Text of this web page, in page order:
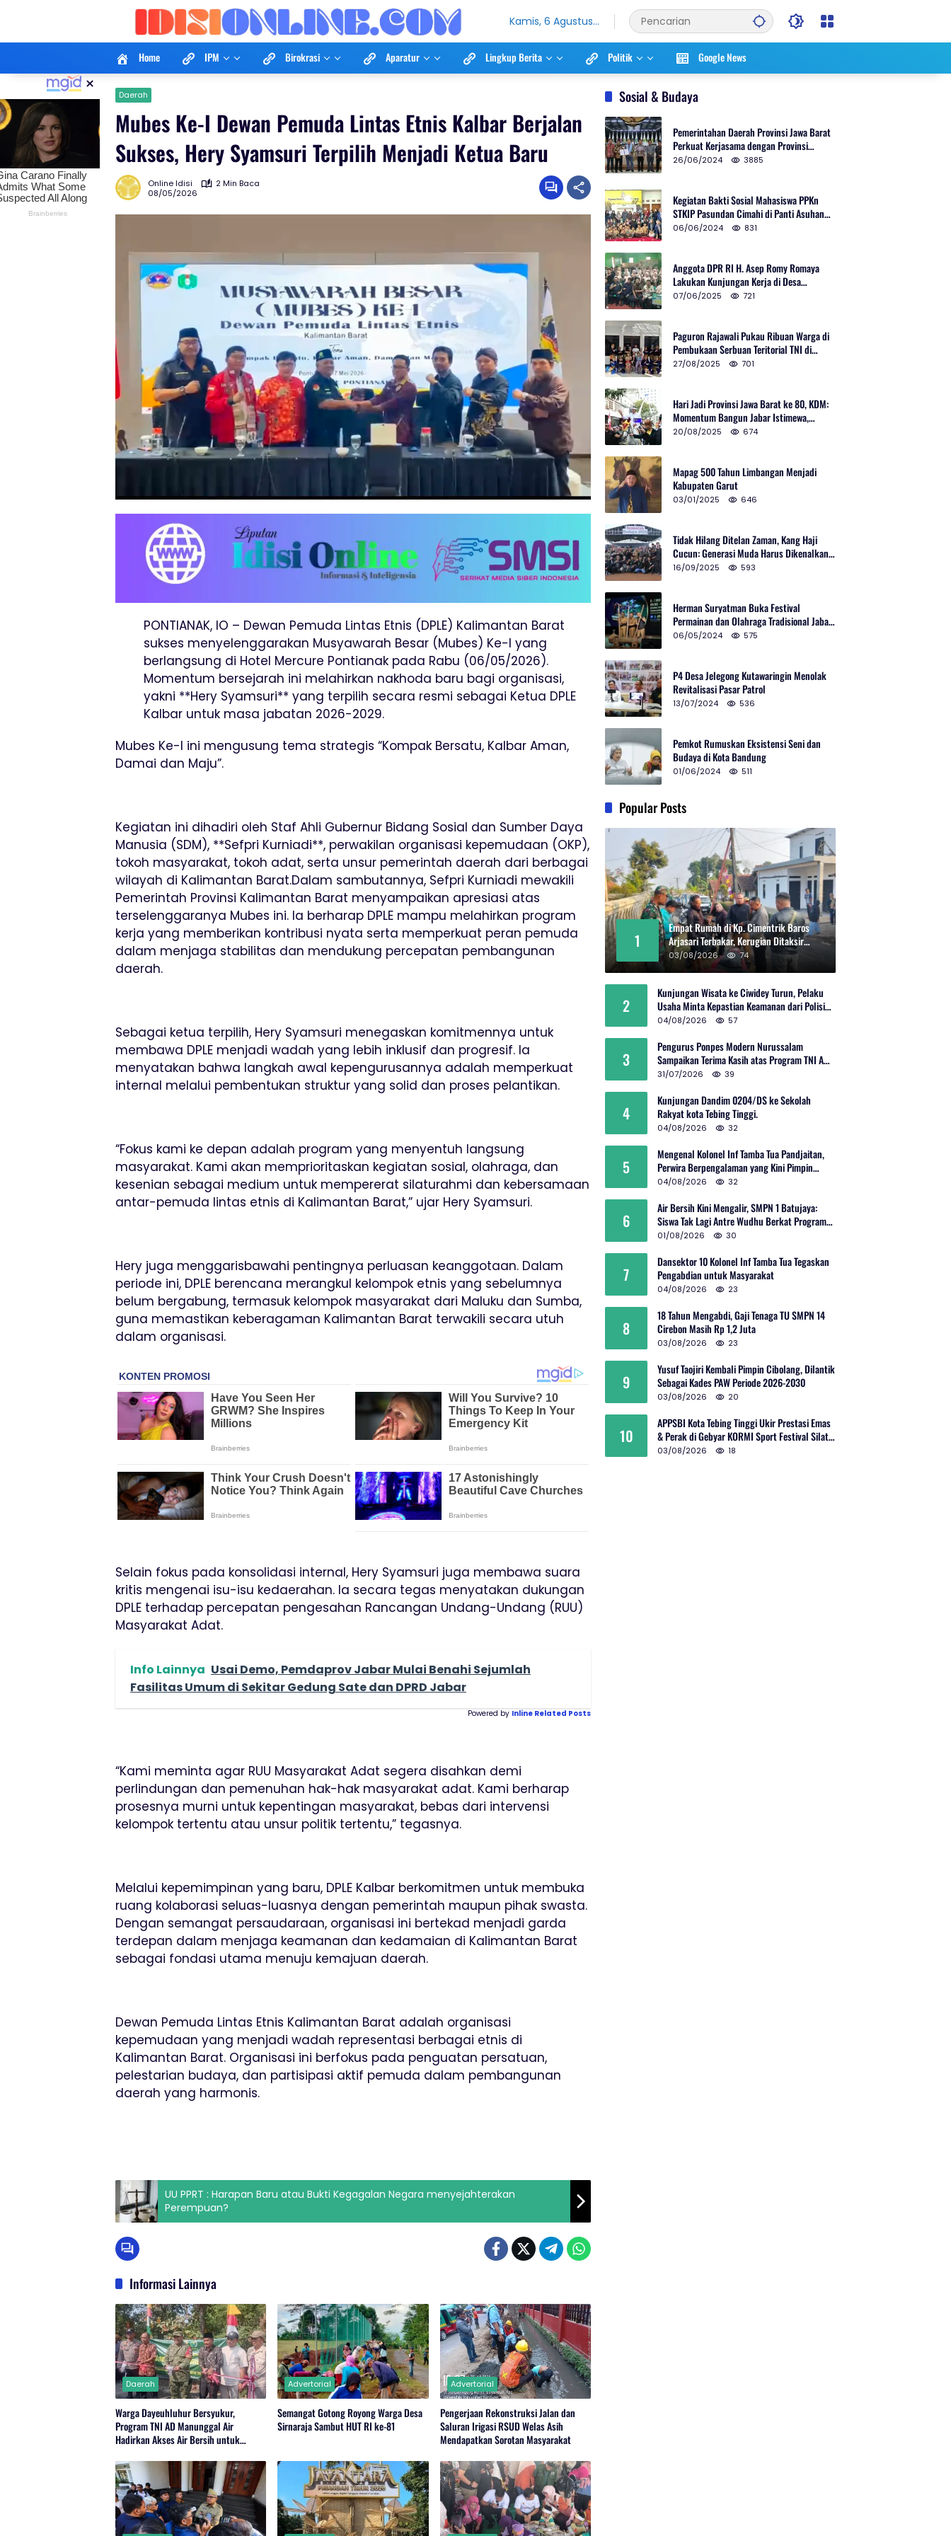
Kamis, 6 Agustus
Home IPM Birokrasi Aparatur Lingkup Berita Politik Google News
× Daerah
Mubes Ke-I Dewan Pemuda Lintas Etnis Kalbar Berjalan
Sukses, Hery Syamsuri Terpilih Menjadi Ketua Baru
Online Idisi
2 Min Baca
08/05/2026
PONTIANAK, IO – Dewan Pemuda Lintas Etnis (DPLE) Kalimantan Barat
sukses menyelenggarakan Musyawarah Besar (Mubes) Ke-I yang
berlangsung di Hotel Mercure Pontianak pada Rabu (06/05/2026).
Momentum bersejarah ini melahirkan nakhoda baru bagi organisasi,
yakni **Hery Syamsuri** yang terpilih secara resmi sebagai Ketua DPLE
Kalbar untuk masa jabatan 2026-2029.
Mubes Ke-I ini mengusung tema strategis “Kompak Bersatu, Kalbar Aman,
Damai dan Maju”.
Kegiatan ini dihadiri oleh Staf Ahli Gubernur Bidang Sosial dan Sumber Daya
Manusia (SDM), **Sefpri Kurniadi**, perwakilan organisasi kepemudaan (OKP),
tokoh masyarakat, tokoh adat, serta unsur pemerintah daerah dari berbagai
wilayah di Kalimantan Barat.Dalam sambutannya, Sefpri Kurniadi mewakili
Pemerintah Provinsi Kalimantan Barat menyampaikan apresiasi atas
terselenggaranya Mubes ini. Ia berharap DPLE mampu melahirkan program
kerja yang memberikan kontribusi nyata serta memperkuat peran pemuda
dalam menjaga stabilitas dan mendukung percepatan pembangunan
daerah.
Sebagai ketua terpilih, Hery Syamsuri menegaskan komitmennya untuk
membawa DPLE menjadi wadah yang lebih inklusif dan progresif. Ia
menyatakan bahwa langkah awal kepengurusannya adalah memperkuat
internal melalui pembentukan struktur yang solid dan proses pelantikan.
“Fokus kami ke depan adalah program yang menyentuh langsung
masyarakat. Kami akan memprioritaskan kegiatan sosial, olahraga, dan
kesenian sebagai medium untuk mempererat silaturahmi dan kebersamaan
antar-pemuda lintas etnis di Kalimantan Barat,” ujar Hery Syamsuri.
Hery juga menggarisbawahi pentingnya perluasan keanggotaan. Dalam
periode ini, DPLE berencana merangkul kelompok etnis yang sebelumnya
belum bergabung, termasuk kelompok masyarakat dari Maluku dan Sumba,
guna memastikan keberagaman Kalimantan Barat terwakili secara utuh
dalam organisasi.
Selain fokus pada konsolidasi internal, Hery Syamsuri juga membawa suara
kritis mengenai isu-isu kedaerahan. Ia secara tegas menyatakan dukungan
DPLE terhadap percepatan pengesahan Rancangan Undang-Undang (RUU)
Masyarakat Adat.
Info Lainnya Usai Demo, Pemdaprov Jabar Mulai Benahi Sejumlah
Fasilitas Umum di Sekitar Gedung Sate dan DPRD Jabar
Powered by Inline Related Posts
“Kami meminta agar RUU Masyarakat Adat segera disahkan demi
perlindungan dan pemenuhan hak-hak masyarakat adat. Kami berharap
prosesnya murni untuk kepentingan masyarakat, bebas dari intervensi
kelompok tertentu atau unsur politik tertentu,” tegasnya.
Melalui kepemimpinan yang baru, DPLE Kalbar berkomitmen untuk membuka
ruang kolaborasi seluas-luasnya dengan pemerintah maupun pihak swasta.
Dengan semangat persaudaraan, organisasi ini bertekad menjadi garda
terdepan dalam menjaga keamanan dan kedamaian di Kalimantan Barat
sebagai fondasi utama menuju kemajuan daerah.
Dewan Pemuda Lintas Etnis Kalimantan Barat adalah organisasi
kepemudaan yang menjadi wadah representasi berbagai etnis di
Kalimantan Barat. Organisasi ini berfokus pada penguatan persatuan,
pelestarian budaya, dan partisipasi aktif pemuda dalam pembangunan
daerah yang harmonis.
UU PPRT : Harapan Baru atau Bukti Kegagalan Negara menyejahterakan
Perempuan?
Informasi Lainnya
Daerah
Warga Dayeuhluhur Bersyukur,
Program TNI AD Manunggal Air
Hadirkan Akses Air Bersih untuk
Advertorial
Semangat Gotong Royong Warga Desa
Sirnaraja Sambut HUT RI ke-81
Advertorial
Pengerjaan Rekonstruksi Jalan dan
Saluran Irigasi RSUD Welas Asih
Mendapatkan Sorotan Masyarakat
Sosial & Budaya
Pemerintahan Daerah Provinsi Jawa Barat
Perkuat Kerjasama dengan Provinsi
Chungcheongnam Do Korea Selatan
26/06/2024 3885
Kegiatan Bakti Sosial Mahasiswa PPKn
STKIP Pasundan Cimahi di Panti Asuhan
Ulul Azmi Kota Cimahi
06/06/2024 831
Anggota DPR RI H. Asep Romy Romaya
Lakukan Kunjungan Kerja di Desa
Patrolsari
07/06/2025 721
Paguron Rajawali Pukau Ribuan Warga di
Pembukaan Serbuan Teritorial TNI di
Cibatu
27/08/2025 701
Hari Jadi Provinsi Jawa Barat ke 80, KDM:
Momentum Bangun Jabar Istimewa,
Lembur di Urus Kota Ditata
20/08/2025 674
Mapag 500 Tahun Limbangan Menjadi
Kabupaten Garut
03/01/2025 646
Tidak Hilang Ditelan Zaman, Kang Haji
Cucun: Generasi Muda Harus Dikenalkan
Pencak Silat
16/09/2025 593
Herman Suryatman Buka Festival
Permainan dan Olahraga Tradisional Jabar
2024 di Gedung Teater Tertutup
06/05/2024 575
P4 Desa Jelegong Kutawaringin Menolak
Revitalisasi Pasar Patrol
13/07/2024 536
Pemkot Rumuskan Eksistensi Seni dan
Budaya di Kota Bandung
01/06/2024 511
Popular Posts
1
Empat Rumah di Kp. Cimentrik Baros
Arjasari Terbakar, Kerugian Ditaksir
Rp600 Juta
03/08/2026 74
2
Kunjungan Wisata ke Ciwidey Turun, Pelaku
Usaha Minta Kepastian Keamanan dari Polisi
dan Pemprov Jabar
04/08/2026 57
3
Pengurus Ponpes Modern Nurussalam
Sampaikan Terima Kasih atas Program TNI AD
Manunggal Air
31/07/2026 39
4
Kunjungan Dandim 0204/DS ke Sekolah
Rakyat kota Tebing Tinggi.
04/08/2026 32
5
Mengenal Kolonel Inf Tamba Tua Pandjaitan,
Perwira Berpengalaman yang Kini Pimpin
Sektor 10 Citarum Harum
04/08/2026 32
6
Air Bersih Kini Mengalir, SMPN 1 Batujaya:
Siswa Tak Lagi Antre Wudhu Berkat Program
TNI AD
01/08/2026 30
7
Dansektor 10 Kolonel Inf Tamba Tua Tegaskan
Pengabdian untuk Masyarakat
04/08/2026 23
8
18 Tahun Mengabdi, Gaji Tenaga TU SMPN 14
Cirebon Masih Rp 1,2 Juta
03/08/2026 23
9
Yusuf Taojiri Kembali Pimpin Cibolang, Dilantik
Sebagai Kades PAW Periode 2026-2030
03/08/2026 20
10
APPSBI Kota Tebing Tinggi Ukir Prestasi Emas
& Perak di Gebyar KORMI Sport Festival Silat
Budaya Sumut
03/08/2026 18